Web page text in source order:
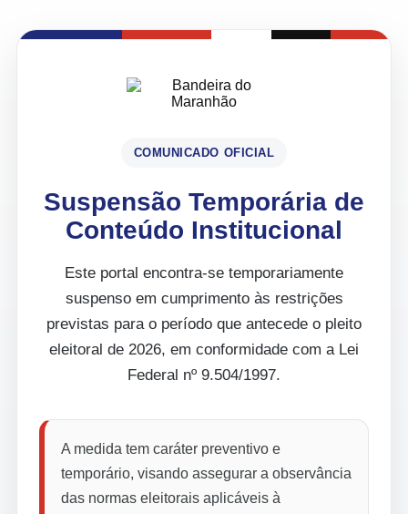
COMUNICADO OFICIAL
Suspensão Temporária de
Conteúdo Institucional
Este portal encontra-se temporariamente
suspenso em cumprimento às restrições
previstas para o período que antecede o pleito
eleitoral de 2026, em conformidade com a Lei
Federal nº 9.504/1997.
A medida tem caráter preventivo e
temporário, visando assegurar a observância
das normas eleitorais aplicáveis à